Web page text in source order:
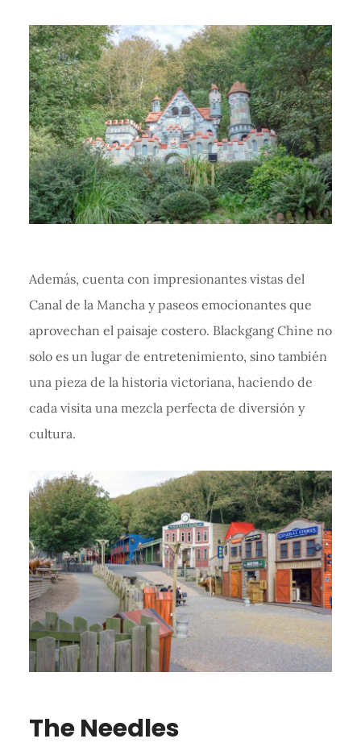
Además, cuenta con impresionantes vistas del
Canal de la Mancha y paseos emocionantes que
aprovechan el paisaje costero. Blackgang Chine no
solo es un lugar de entretenimiento, sino también
una pieza de la historia victoriana, haciendo de
cada visita una mezcla perfecta de diversión y
cultura.
The Needles